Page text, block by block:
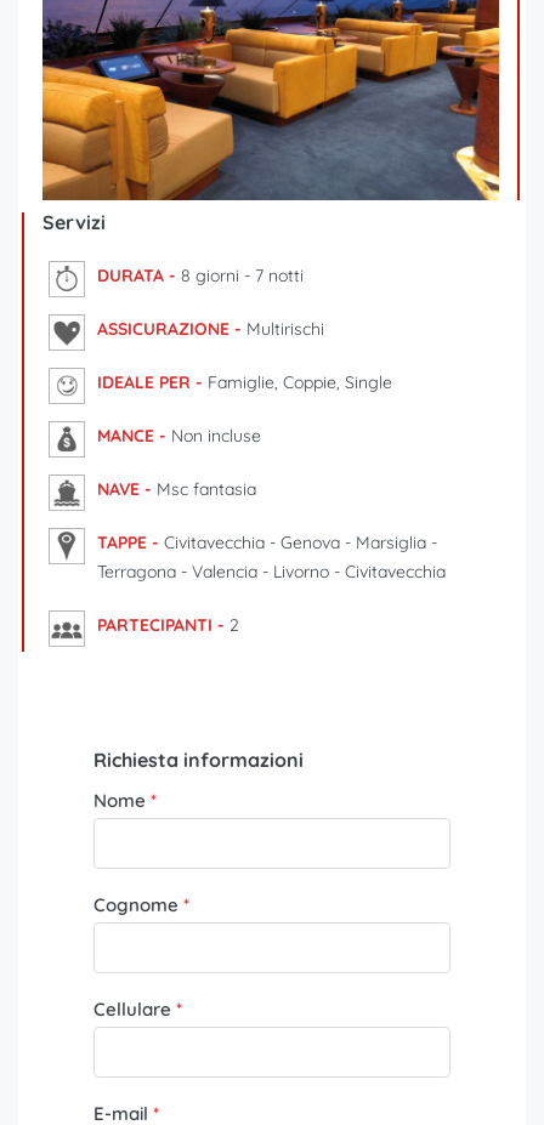
Servizi
DURATA - 8 giorni - 7 notti
ASSICURAZIONE - Multirischi
IDEALE PER - Famiglie, Coppie, Single
MANCE - Non incluse
NAVE - Msc fantasia
TAPPE - Civitavecchia - Genova - Marsiglia -
Terragona - Valencia - Livorno - Civitavecchia
PARTECIPANTI - 2
Richiesta informazioni
Nome
Cognome
Cellulare
E-mail